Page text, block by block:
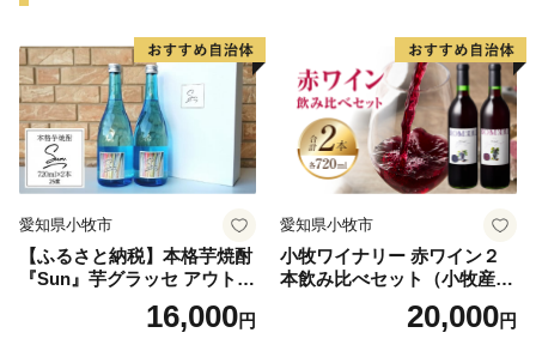
愛知県小牧市
【ふるさと納税】本格芋焼酎
『Sun』芋グラッセ アウトド
ア ソロキャンプ ベランピン
グ 巣ごもり 就労支援16,000円
愛知県小牧市
小牧ワイナリー 赤ワイン２
本飲み比べセット（小牧産ぶ
どう100％使用）20,000円